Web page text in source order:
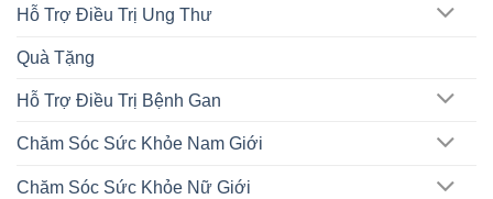
Hỗ Trợ Điều Trị Ung Thư
Quà Tặng
Hỗ Trợ Điều Trị Bệnh Gan
Chăm Sóc Sức Khỏe Nam Giới
Chăm Sóc Sức Khỏe Nữ Giới